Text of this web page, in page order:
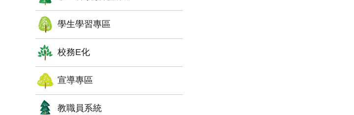
學生學習專區
校務E化
宣導專區
教職員系統